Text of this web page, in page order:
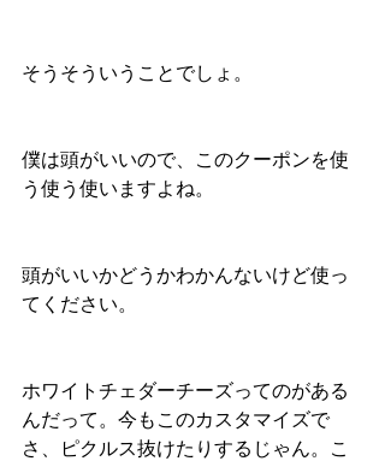
そうそういうことでしょ。
僕は頭がいいので、このクーポンを使
う使う使いますよね。
頭がいいかどうかわかんないけど使っ
てください。
ホワイトチェダーチーズってのがある
んだって。今もこのカスタマイズで
さ、ピクルス抜けたりするじゃん。こ